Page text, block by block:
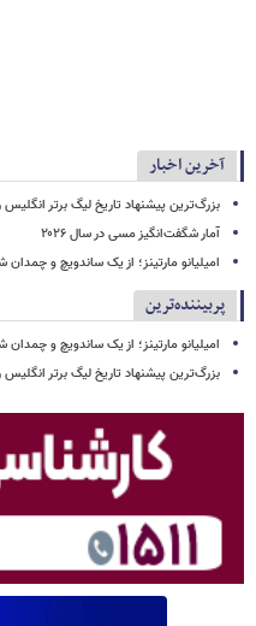
آخرین اخبار
بزرگ‌ترین پیشنهاد تاریخ لیگ برتر
آمار شگفت‌انگیز مسی در سال ۲۰۲۶
امیلیانو مارتینز؛ از یک ساندویچ و
پربیننده‌ترین
امیلیانو مارتینز؛ از یک ساندویچ و
بزرگ‌ترین پیشنهاد تاریخ لیگ برتر